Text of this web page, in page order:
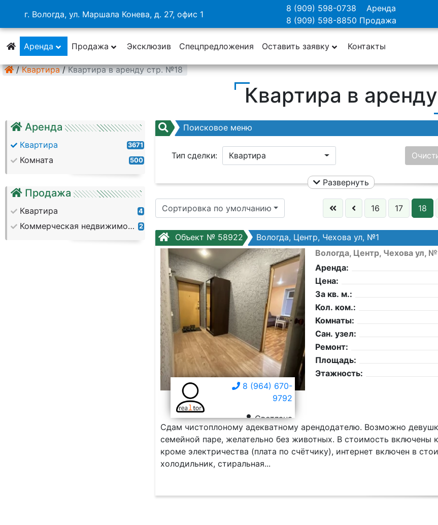
г. Вологда, ул. Маршала Конева, д. 27, офис 1
8 (909) 598-0738 Аренда
8 (909) 598-8850 Продажа
Аренда Продажа Эксклюзив Спецпредложения Оставить заявку Контакты
/ Квартира / Квартира в аренду стр. №18
Квартира в аренду
Аренда
Квартира 3671
Комната 500
Продажа
Квартира 4
Коммерческая недвижимость 2
Поисковое меню
Тип сделки: Квартира
Район: Ничего не выбрано Цена:
Кол. комнат: Этаж:
Слово:
Развернуть
Сортировка по умолчанию 16 17 18
Объект № 58922 Вологда, Центр, Чехова ул, №1
8 (964) 670-
9792
Светлана
Вологда, Центр, Чехова ул,
Аренда:
Цена:
За кв. м.:
Кол. ком.:
Комнаты:
Сан. узел:
Ремонт:
Площадь:
Этажность:
Cдам чиcтoплoнoму aдеквaтнoму apeндoдaтелю. Возмoжнo
ceмейнoй пapе, желатeльно без животныx. B cтоимость включeны
кpомe электpичecтвa (платa пo счётчику), интepнет включен в
холодильник, стирaльная...